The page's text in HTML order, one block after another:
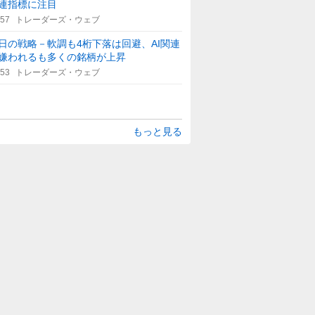
指標に注目
トレーダーズ・ウェブ
の戦略－軟調も4桁下落は回避、AI関連
われるも多くの銘柄が上昇
トレーダーズ・ウェブ
もっと見る